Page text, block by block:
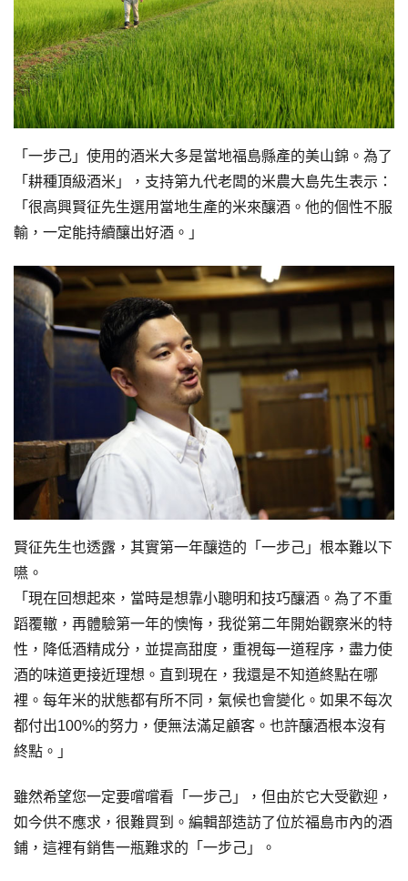
「一步己」使用的酒米大多是當地福島縣產的美山錦。為了
「耕種頂級酒米」，支持第九代老闆的米農大島先生表示：
「很高興賢征先生選用當地生產的米來釀酒。他的個性不服
輸，一定能持續釀出好酒。」
賢征先生也透露，其實第一年釀造的「一步己」根本難以下
嚥。
「現在回想起來，當時是想靠小聰明和技巧釀酒。為了不重
蹈覆轍，再體驗第一年的懊悔，我從第二年開始觀察米的特
性，降低酒精成分，並提高甜度，重視每一道程序，盡力使
酒的味道更接近理想。直到現在，我還是不知道終點在哪
裡。每年米的狀態都有所不同，氣候也會變化。如果不每次
都付出100%的努力，便無法滿足顧客。也許釀酒根本沒有
終點。」
雖然希望您一定要嚐嚐看「一步己」，但由於它大受歡迎，
如今供不應求，很難買到。編輯部造訪了位於福島市內的酒
鋪，這裡有銷售一瓶難求的「一步己」。